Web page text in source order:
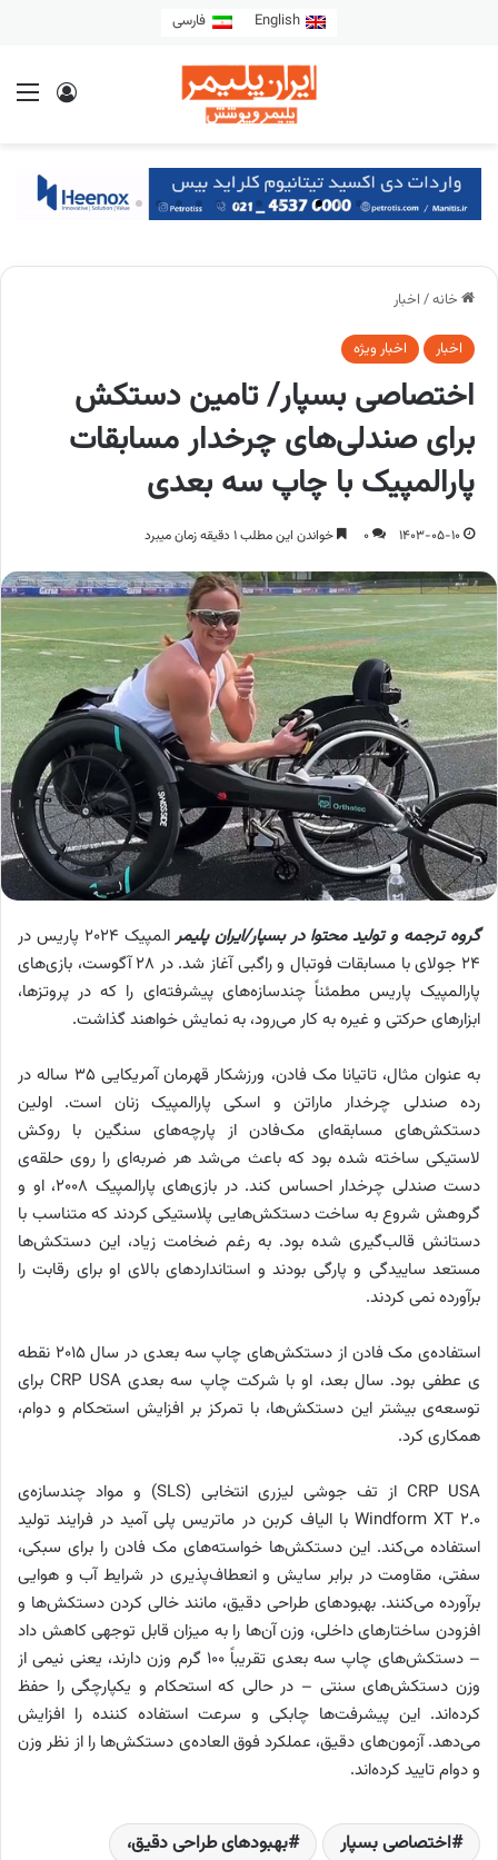
English فارسی
خانه/ اخبار
اخبار اخبار ویژه
اختصاصی بسپار/ تامین دستکش
برای صندلی‌های چرخدار مسابقات
پارالمپیک با چاپ سه بعدی
1403-05-10
0 خواندن این مطلب 1 دقیقه زمان میبرد
گروه ترجمه و تولید محتوا در بسپار/ایران پلیمر
المپیک 2024 پاریس در
24 جولای با مسابقات فوتبال و راگبی آغاز شد. در 28 آگوست، بازی‌های
پارالمپیک پاریس مطمئناً چندسازه‌های پیشرفته‌ای را که در پروتزها،
ابزارهای حرکتی و غیره به کار می‌رود، به نمایش خواهند گذاشت.
به عنوان مثال، تاتیانا مک فادن، ورزشکار قهرمان آمریکایی 35 ساله در
رده صندلی چرخدار ماراتن و اسکی پارالمپیک زنان است. اولین
دستکش‌های مسابقه‌ای مک‌فادن از پارچه‌های سنگین با روکش
لاستیکی ساخته شده بود که باعث می‌شد هر ضربه‌ای را روی حلقه‌ی
دست صندلی چرخدار احساس کند. در بازی‌های پارالمپیک 2008، او و
گروهش شروع به ساخت دستکش‌هایی پلاستیکی کردند که متناسب با
دستانش قالب‌گیری شده بود. به رغم ضخامت زیاد، این دستکش‌ها
مستعد ساییدگی و پارگی بودند و استانداردهای بالای او برای رقابت را
برآورده نمی کردند.
استفاده‌ی مک فادن از دستکش‌های چاپ سه بعدی در سال 2015 نقطه
ی عطفی بود. سال بعد، او با شرکت چاپ سه بعدی CRP USA برای
توسعه‌ی بیشتر این دستکش‌ها، با تمرکز بر افزایش استحکام و دوام،
همکاری کرد.
CRP USA از تف جوشی لیزری انتخابی (SLS) و مواد چندسازه‌ی
Windform XT 2.0 با الیاف کربن در ماتریس پلی آمید در فرایند تولید
استفاده می‌کند. این دستکش‌ها خواسته‌های مک فادن را برای سبکی،
سفتی، مقاومت در برابر سایش و انعطاف‌پذیری در شرایط آب و هوایی
برآورده می‌کنند. بهبودهای طراحی دقیق، مانند خالی کردن دستکش‌ها و
افزودن ساختارهای داخلی، وزن آن‌ها را به میزان قابل توجهی کاهش داد
– دستکش‌های چاپ سه بعدی تقریباً 100 گرم وزن دارند، یعنی نیمی از
وزن دستکش‌های سنتی – در حالی که استحکام و یکپارچگی را حفظ
کرده‌اند. این پیشرفت‌ها چابکی و سرعت استفاده کننده را افزایش
می‌دهد. آزمون‌های دقیق، عملکرد فوق العاده‌ی دستکش‌ها را از نظر وزن
و دوام تایید کرده‌اند.
اختصاصی بسپار
بهبودهای طراحی دقیق،